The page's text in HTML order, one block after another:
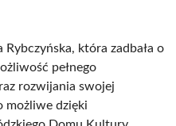
która zadbała o
pełnego
rozwijania swojej
możliwe dzięki